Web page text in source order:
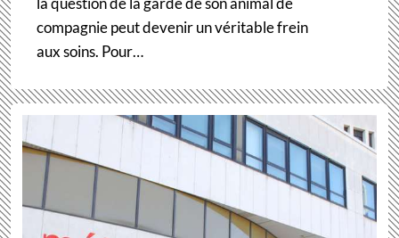
compagnie peut devenir un véritable frein
aux soins. Pour…